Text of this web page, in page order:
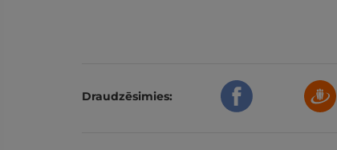
Draudzēsimies: